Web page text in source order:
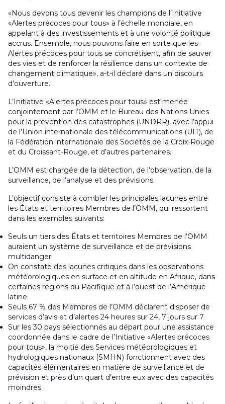
«Nous devons tous devenir les champions de l’Initiative
«Alertes précoces pour tous» à l’échelle mondiale, en
appelant à des investissements et à une volonté politique
accrus. Ensemble, nous pouvons faire en sorte que les
Alertes précoces pour tous se concrétisent, afin de sauver
des vies et de renforcer la résilience dans un contexte de
changement climatique», a-t-il déclaré dans un discours
d’ouverture.
L’Initiative «Alertes précoces pour tous» est menée
conjointement par l’OMM et le Bureau des Nations Unies
pour la prévention des catastrophes (UNDRR), avec l’appui
de l’Union internationale des télécommunications (UIT), de
la Fédération internationale des Sociétés de la Croix-Rouge
et du Croissant-Rouge, et d’autres partenaires.
L’OMM est chargée de la détection, de l’observation, de la
surveillance, de l’analyse et des prévisions.
L’objectif consiste à combler les principales lacunes entre
les États et territoires Membres de l’OMM, qui ressortent
dans les exemples suivants:
Seuls un tiers des États et territoires Membres de l’OMM
auraient un système de surveillance et de prévisions
multidanger.
On constate des lacunes critiques dans les observations
météorologiques en surface et en altitude en Afrique, dans
certaines régions du Pacifique et à l’ouest de l’Amérique
latine.
Seuls 67 % des Membres de l’OMM déclarent disposer de
services d’avis et d’alertes 24 heures sur 24, 7 jours sur 7.
Sur les 30 pays sélectionnés au départ pour une assistance
coordonnée dans le cadre de l’Initiative «Alertes précoces
pour tous», la moitié des Services météorologiques et
hydrologiques nationaux (SMHN) fonctionnent avec des
capacités élémentaires en matière de surveillance et de
prévision et près d’un quart d’entre eux avec des capacités
moindres.